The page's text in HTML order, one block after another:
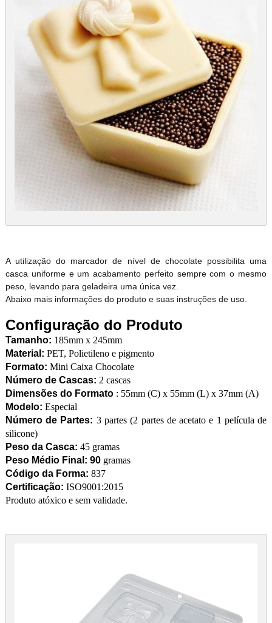
A utilização do marcador de nível de chocolate possibilita uma
casca uniforme e um acabamento perfeito sempre com o mesmo
peso, levando para geladeira uma única vez.
Abaixo mais informações do produto e suas instruções de uso.
Configuração do Produto
Tamanho: 185mm x 245mm
Material: PET, Polietileno e pigmento
Formato: Mini Caixa Chocolate
Número de Cascas: 2 cascas
Dimensões do Formato : 55mm (C) x 55mm (L) x 37mm (A)
Modelo: Especial
Número de Partes: 3 partes (2 partes de acetato e 1 película de
silicone)
Peso da Casca: 45 gramas
Peso Médio Final: 90gramas
Código da Forma: 837
Certificação: ISO9001:2015
Produto atóxico e sem validade.